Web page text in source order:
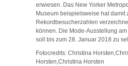
erwiesen. Das New Yorker
Museum beispielsweise hat damit
Rekordbesucherzahlen
können. Die Mode-Ausstellung am
soll bis zum 28. Januar 2018 zu
Fotocredits: Christina
Horsten,Christina Horsten